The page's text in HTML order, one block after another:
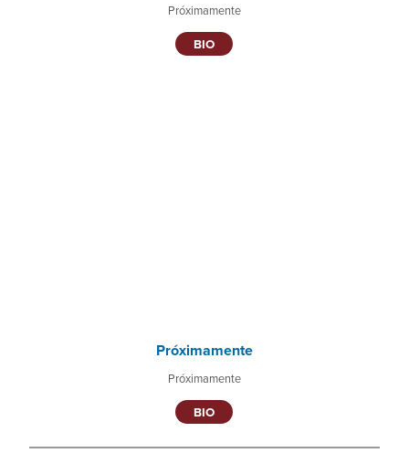
Próximamente
BIO
Próximamente
Próximamente
BIO